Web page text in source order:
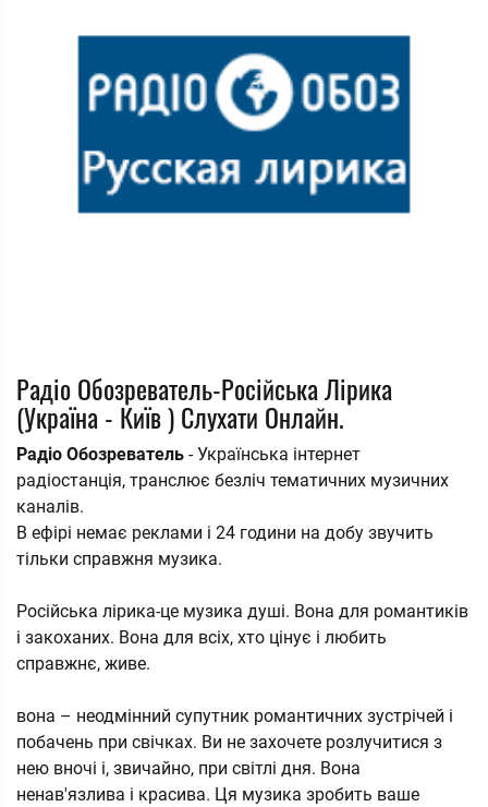
Радіо Обозреватель-Російська Лірика
(Україна - Київ ) Слухати Онлайн.
Радіо Обозреватель - Українська інтернет
радіостанція, транслює безліч тематичних музичних
каналів.
В ефірі немає реклами і 24 години на добу звучить
тільки справжня музика.
Російська лірика-це музика душі. Вона для романтиків
і закоханих. Вона для всіх, хто цінує і любить
справжнє, живе.
вона – неодмінний супутник романтичних зустрічей і
побачень при свічках. Ви не захочете розлучитися з
нею вночі і, звичайно, при світлі дня. Вона
ненав'язлива і красива. Ця музика зробить ваше